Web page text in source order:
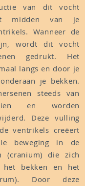
van dit vocht
midden van je
Wanneer de
wordt dit vocht
gedrukt. Het
langs en door je
je bekken.
steeds van
en worden
Deze vulling
ventrikels creëert
beweging in de
(cranium) die zich
bekken en het
Door deze